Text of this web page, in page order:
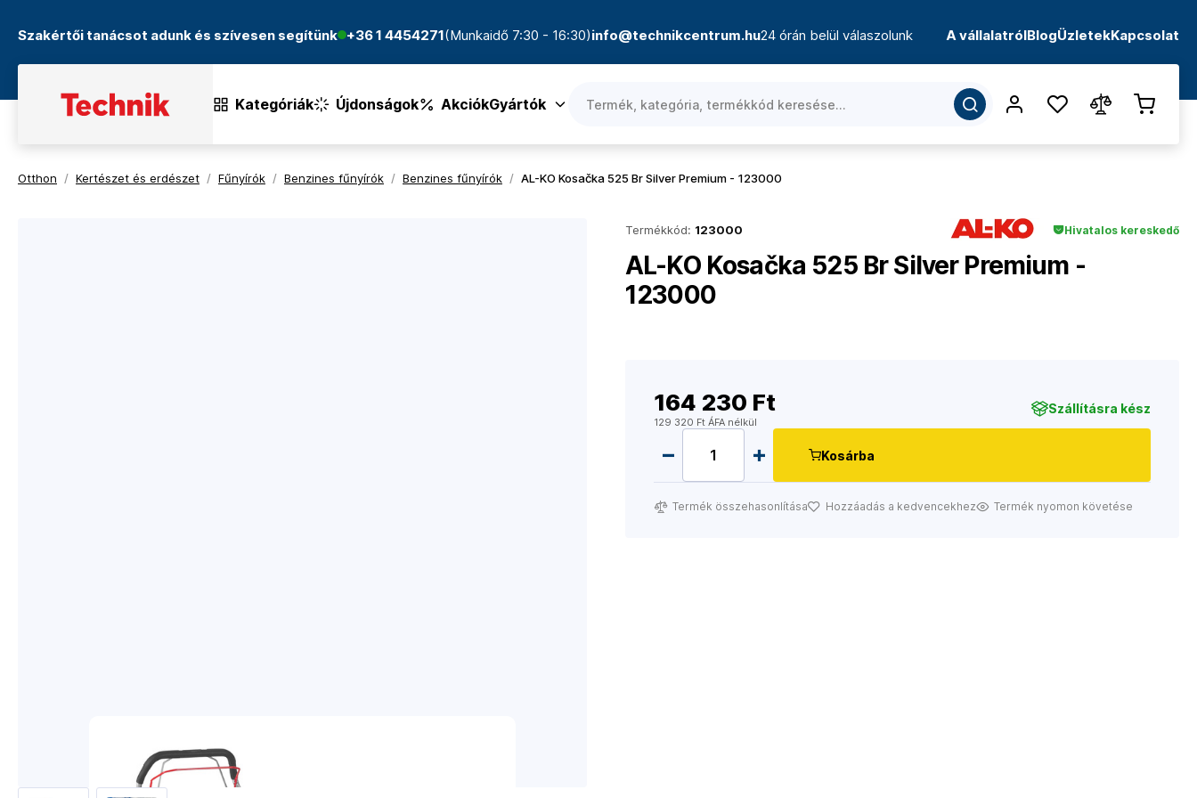
Szakértői tanácsot adunk és szívesen segítünk +36 1 4454271(Munkaidő 7:30 - 16:30)info@technikcentrum.hu24 órán belül válaszolunk A vállalatrólBlogÜzletekKapcsolat
Kategóriák Újdonságok AkciókGyártók
Otthon / Kertészet és erdészet / Fűnyírók / Benzines fűnyírók / Benzines fűnyírók / AL-KO Kosačka 525 Br Silver Premium - 123000
Termékkód: 123000 Hivatalos kereskedő
AL-KO Kosačka 525 Br Silver Premium -
123000
164 230 Ft
129 320 Ft ÁFA nélkül
Szállításra kész
Kosárba
Termék összehasonlítása Hozzáadás a kedvencekhez Termék nyomon követése